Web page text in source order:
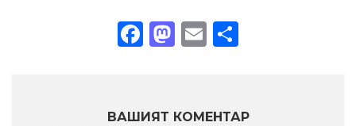
Facebook
Mastodon
Email
ВАШИЯТ КОМЕНТАР